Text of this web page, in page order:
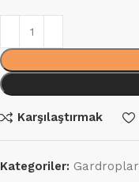
Karşılaştırmak
Kategoriler: Gardroplar